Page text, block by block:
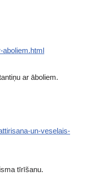
aboliem.html
ar āboliem.
un-veselais-
tīrīšanu.